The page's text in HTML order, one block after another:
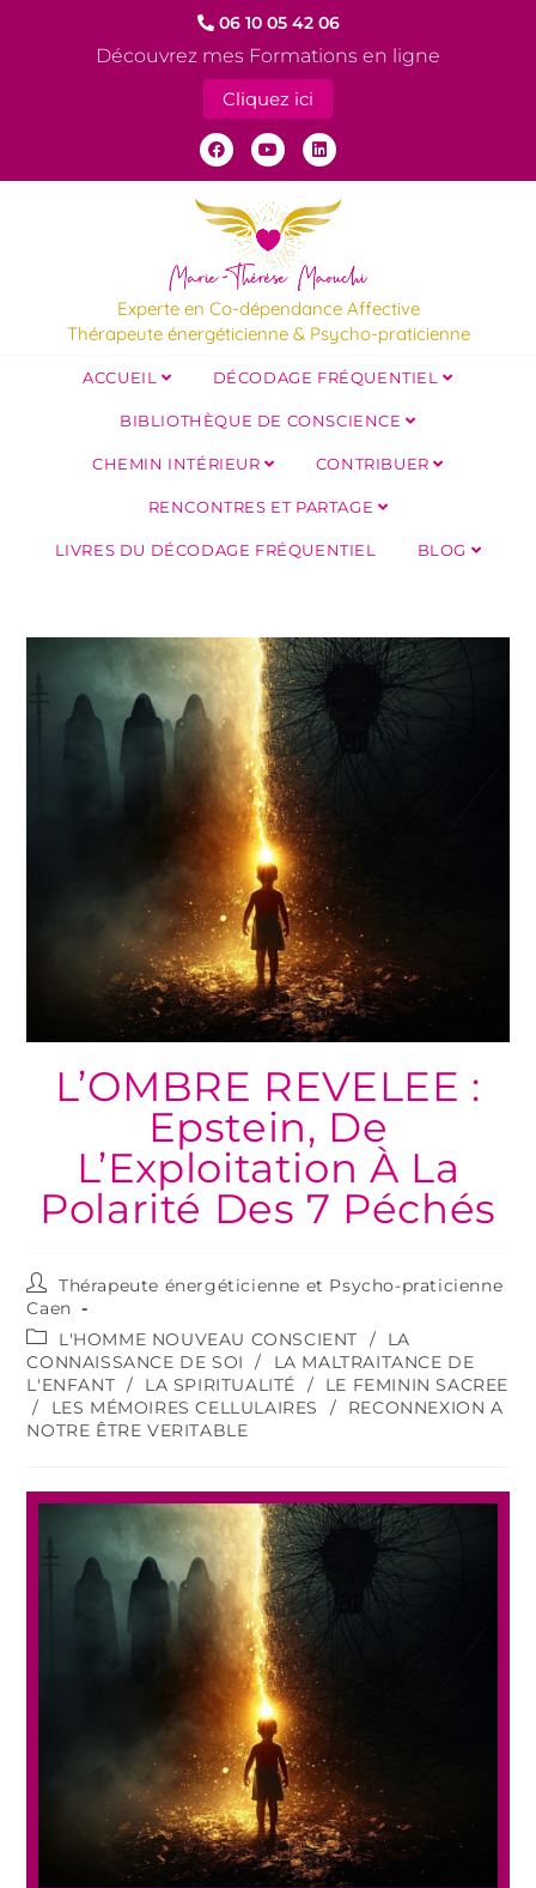
06 10 05 42 06
Découvrez mes Formations en ligne
Cliquez ici
Experte en Co-dépendance Affective
Thérapeute énergéticienne & Psycho-praticienne
ACCUEIL DÉCODAGE FRÉQUENTIEL
BIBLIOTHÈQUE DE CONSCIENCE
CHEMIN INTÉRIEUR CONTRIBUER
RENCONTRES ET PARTAGE
LIVRES DU DÉCODAGE FRÉQUENTIEL BLOG
L’OMBRE REVELEE :
Epstein, De
L’Exploitation À La
Polarité Des 7 Péchés
Thérapeute énergéticienne et Psycho-praticienne
Caen
L'HOMME NOUVEAU CONSCIENT
/
LA
CONNAISSANCE DE SOI
/
LA MALTRAITANCE DE
L'ENFANT / LA SPIRITUALITÉ /
LE FEMININ SACREE
/
LES MÉMOIRES CELLULAIRES /
RECONNEXION A
NOTRE ÊTRE VERITABLE